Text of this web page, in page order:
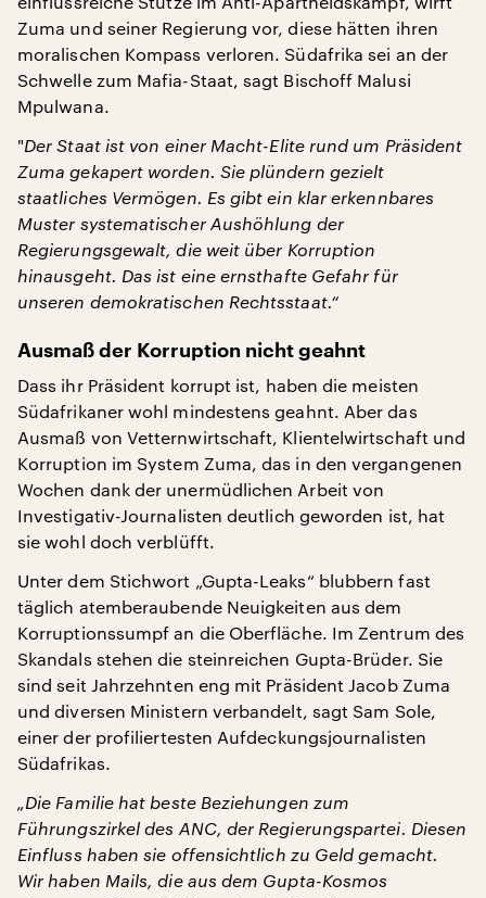
Zuma und seiner Regierung vor, diese hätten ihren
moralischen Kompass verloren. Südafrika sei an der
Schwelle zum Mafia-Staat, sagt Bischoff Malusi
Mpulwana.
"Der Staat ist von einer Macht-Elite rund um Präsident
Zuma gekapert worden. Sie plündern gezielt
staatliches Vermögen. Es gibt ein klar erkennbares
Muster systematischer Aushöhlung der
Regierungsgewalt, die weit über Korruption
hinausgeht. Das ist eine ernsthafte Gefahr für
unseren demokratischen Rechtsstaat.“
Ausmaß der Korruption nicht geahnt
Dass ihr Präsident korrupt ist, haben die meisten
Südafrikaner wohl mindestens geahnt. Aber das
Ausmaß von Vetternwirtschaft, Klientelwirtschaft und
Korruption im System Zuma, das in den vergangenen
Wochen dank der unermüdlichen Arbeit von
Investigativ-Journalisten deutlich geworden ist, hat
sie wohl doch verblüfft.
Unter dem Stichwort „Gupta-Leaks“ blubbern fast
täglich atemberaubende Neuigkeiten aus dem
Korruptionssumpf an die Oberfläche. Im Zentrum des
Skandals stehen die steinreichen Gupta-Brüder. Sie
sind seit Jahrzehnten eng mit Präsident Jacob Zuma
und diversen Ministern verbandelt, sagt Sam Sole,
einer der profiliertesten Aufdeckungsjournalisten
Südafrikas.
„Die Familie hat beste Beziehungen zum
Führungszirkel des ANC, der Regierungspartei. Diesen
Einfluss haben sie offensichtlich zu Geld gemacht.
Wir haben Mails, die aus dem Gupta-Kosmos